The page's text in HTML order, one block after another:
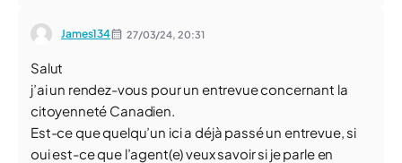
James134 27/03/24, 20:31
Salut
j’ai un rendez-vous pour un entrevue concernant la
citoyenneté Canadien.
Est-ce que quelqu’un ici a déjà passé un entrevue, si
oui est-ce que l’agent(e) veux savoir si je parle en